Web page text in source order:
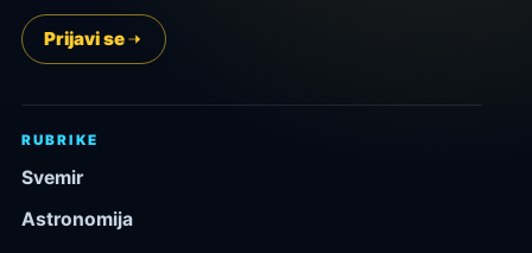
Prijavi se
RUBRIKE
Svemir
Astronomija